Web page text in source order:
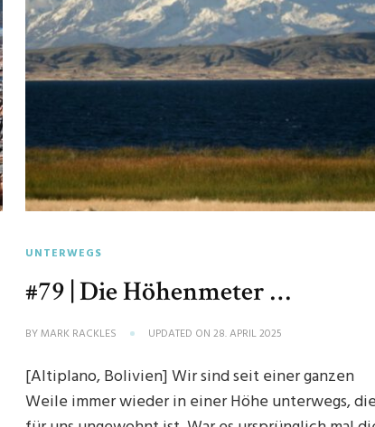
UNTERWEGS
#79 | Die Höhenmeter …
BYMARK RACKLES UPDATED ON28. APRIL 2025
[Altiplano, Bolivien] Wir sind seit einer ganzen
Weile immer wieder in einer Höhe unterwegs,